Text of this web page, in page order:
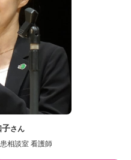
子さん
相談室 看護師